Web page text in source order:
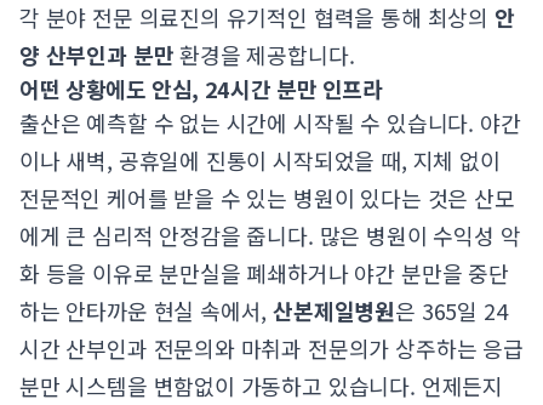
각 분야 전문 의료진의 유기적인 협력을 통해 최상의 안
양 산부인과 분만환경을 제공합니다.
어떤 상황에도 안심, 24시간 분만 인프라
출산은 예측할 수 없는 시간에 시작될 수 있습니다. 야간
이나 새벽, 공휴일에 진통이 시작되었을 때, 지체 없이
전문적인 케어를 받을 수 있는 병원이 있다는 것은 산모
에게 큰 심리적 안정감을 줍니다. 많은 병원이 수익성 악
화 등을 이유로 분만실을 폐쇄하거나 야간 분만을 중단
하는 안타까운 현실 속에서,산본제일병원은 365일 24
시간 산부인과 전문의와 마취과 전문의가 상주하는 응급
분만 시스템을 변함없이 가동하고 있습니다. 언제든지